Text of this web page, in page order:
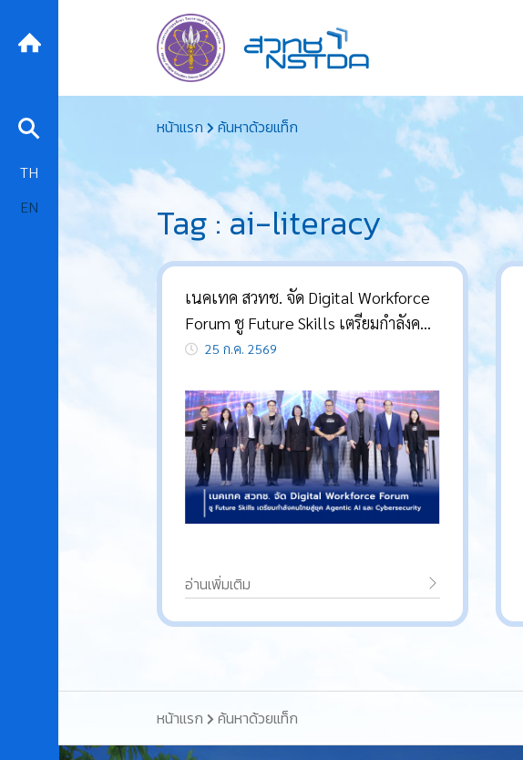
to
content
หน้าแรก ค้นหาด้วยแท็ก
Tag : ai-literacy
เนคเทค สวทช. จัด Digital Workforce
Forum ชู Future Skills เตรียมกำลังคน
ไทยสู่ยุค Agentic AI และ
25 ก.ค. 2569
อ่านเพิ่มเติม
หน้าแรก ค้นหาด้วยแท็ก
TH
EN